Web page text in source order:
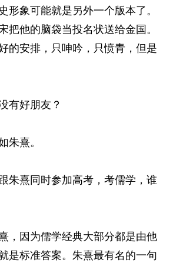
形象可能就是另外一个版本了。
把他的脑袋当投名状送给金国。
的安排，只呻吟，只愤青，但是
有好朋友？
朱熹。
朱熹同时参加高考，考儒学，谁
，因为儒学经典大部分都是由他
是标准答案。朱熹最有名的一句